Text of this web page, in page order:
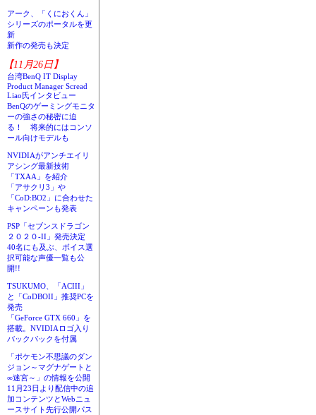
アーク、「くにおくん」
シリーズのポータルを更
新
新作の発売も決定
【11月26日】
台湾BenQ IT Display
Product Manager Scread
Liao氏インタビュー
BenQのゲーミングモニタ
ーの強さの秘密に迫
る！ 将来的にはコンソ
ール向けモデルも
NVIDIAがアンチエイリ
アシング最新技術
「TXAA」を紹介
「アサクリ3」や
「CoD:BO2」に合わせた
キャンペーンも発表
PSP「セブンスドラゴン
２０２０-II」発売決定
40名にも及ぶ、ボイス選
択可能な声優一覧も公
開!!
TSUKUMO、「ACIII」
と「CoDBOII」推奨PCを
発売
「GeForce GTX 660」を
搭載。NVIDIAロゴ入り
バックパックを付属
「ポケモン不思議のダン
ジョン～マグナゲートと
∞迷宮～」の情報を公開
11月23日より配信中の追
加コンテンツとWebニュ
ースサイト先行公開パス